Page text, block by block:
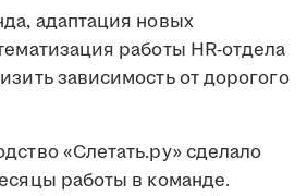
адаптация новых
работы HR-отдела
зависимость от дорогого
«Слетать.ру» сделало
работы в команде.